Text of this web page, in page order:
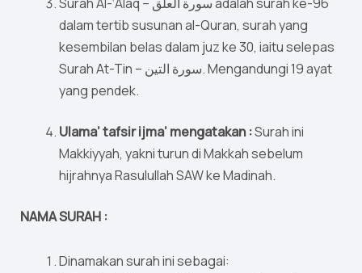
dalam tertib susunan al-Quran, surah yang
kesembilan belas dalam juz ke 30, iaitu selepas
Surah At-Tin – سورة التين. Mengandungi 19 ayat
yang pendek.
Ulama’ tafsir ijma’ mengatakan :Surah ini
Makkiyyah, yakni turun di Makkah sebelum
hijrahnya Rasulullah SAW ke Madinah.
NAMA SURAH :
Dinamakan surah ini sebagai: